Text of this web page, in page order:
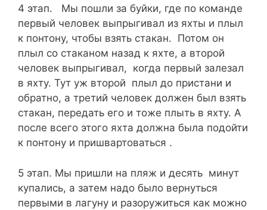
4 этап. Мы пошли за буйки, где по команде
первый человек выпрыгивал из яхты и плыл
к понтону, чтобы взять стакан. Потом он
плыл со стаканом назад к яхте, а второй
человек выпрыгивал, когда первый залезал
в яхту. Тут уж второй плыл до пристани и
обратно, а третий человек должен был взять
стакан, передать его и тоже плыть в яхту. А
после всего этого яхта должна была подойти
к понтону и пришвартоваться .
5 этап. Мы пришли на пляж и десять минут
купались, а затем надо было вернуться
первыми в лагуну и разоружиться как можно